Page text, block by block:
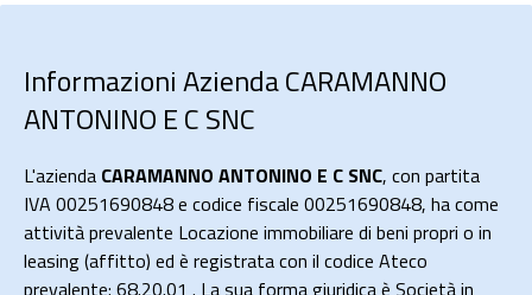
Informazioni Azienda CARAMANNO
ANTONINO E C SNC
L'azienda CARAMANNO ANTONINO E C SNC, con partita
IVA 00251690848 e codice fiscale 00251690848, ha come
attività prevalente Locazione immobiliare di beni propri o in
leasing (affitto) ed è registrata con il codice Ateco
prevalente: 68.20.01 . La sua forma giuridica è Società in